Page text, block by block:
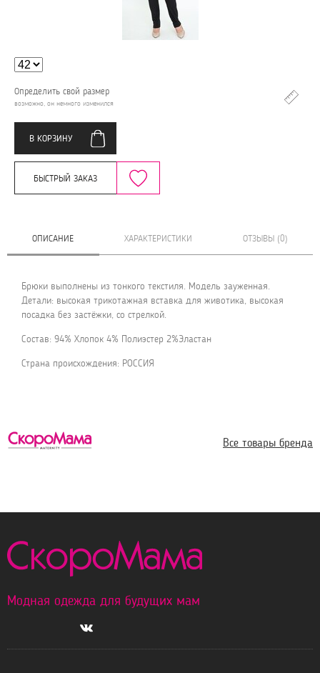
Определить свой размер
возможно, он немного изменился
В КОРЗИНУ
БЫСТРЫЙ ЗАКАЗ
ОПИСАНИЕ ХАРАКТЕРИСТИКИ ОТЗЫВЫ (0)
Брюки выполнены из тонкого текстиля. Модель зауженная.
Детали: высокая трикотажная вставка для животика, высокая
посадка без застёжки, со стрелкой.
Состав: 94% Хлопок 4% Полиэстер 2%Эластан
Страна происхождения: РОССИЯ
Все товары бренда
Модная одежда для будущих мам